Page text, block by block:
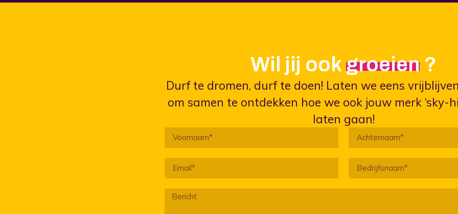
Wil jij ook opvallen ?
Durf te dromen, durf te doen! Laten we eens
om samen te ontdekken hoe we ook jouw merk ‘sky-
laten gaan!